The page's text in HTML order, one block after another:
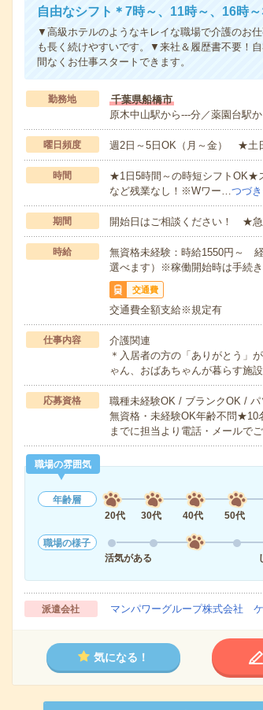
自由なシフト＊7時～、11時～、16時
▼高級ホテルのようなキレイな職場で介護のお
も長く続けやすいです。▼来社＆履歴書不要！
間なくお仕事スタートできます。
勤務地
千葉県船橋市
原木中山駅から---分／薬園台駅
曜日頻度 週2日～5日OK（月～金） ★土
時間
★1日5時間～の時短シフトOK★
など残業なし！※Wワー…つづ
期間 開始日はご相談ください！ ★
時給
無資格未経験：時給1550円～
選べます）※稼働開始時は手続き
交通費
交通費全額支給※規定有
仕事内容
介護関連
＊入居者の方の「ありがとう」
ゃん、おばあちゃんが暮らす施
応募資格
職種未経験OK / ブランクOK /
無資格・未経験OK年齢不問★10
までに担当より電話・メールで
職場の雰囲気
年齢層
20代
30代 40代 50代
職場の様子
活気がある
派遣会社 マンパワーグループ株式会社
気になる！